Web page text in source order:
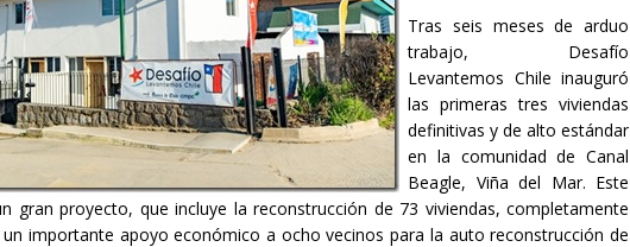
Tras seis meses de arduo
trabajo, Desafío
Levantemos Chile inauguró
las primeras tres viviendas
definitivas y de alto estándar
en la comunidad de Canal
Beagle, Viña del Mar. Este
gran proyecto, que incluye la reconstrucción de 73 viviendas, completamente
importante apoyo económico a ocho vecinos para la auto reconstrucción de